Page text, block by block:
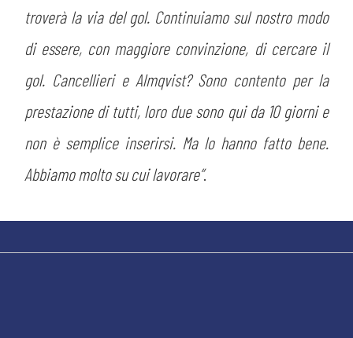
CERCA
troverà la via del gol. Continuiamo sul nostro modo
di essere, con maggiore convinzione, di cercare il
gol. Cancellieri e Almqvist? Sono contento per la
prestazione di tutti, loro due sono qui da 10 giorni e
non è semplice inserirsi. Ma lo hanno fatto bene.
Abbiamo molto su cui lavorare”.
sempre abilitati